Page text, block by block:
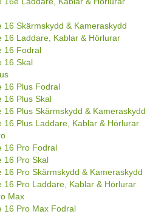
16 Skärmskydd & Kameraskydd
16 Laddare, Kablar & Hörlurar
16 Fodral
16 Skal
16 Plus Fodral
16 Plus Skal
16 Plus Skärmskydd & Kameraskydd
16 Plus Laddare, Kablar & Hörlurar
16 Pro Fodral
16 Pro Skal
16 Pro Skärmskydd & Kameraskydd
16 Pro Laddare, Kablar & Hörlurar
Max
16 Pro Max Fodral